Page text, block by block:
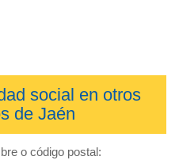
social en otros
de Jaén
o código postal: